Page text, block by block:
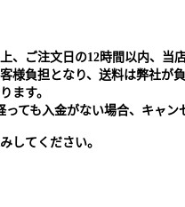
、ご注文日の12時間以内、当
様負担となり、送料は弊社が負
ます。
っても入金がない場合、キャン
してください。